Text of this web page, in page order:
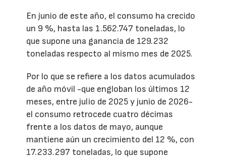
En junio de este año, el consumo ha crecido
un 9 %, hasta las 1.562.747 toneladas, lo
que supone una ganancia de 129.232
toneladas respecto al mismo mes de 2025.
Por lo que se refiere a los datos acumulados
de año móvil -que engloban los últimos 12
meses, entre julio de 2025 y junio de 2026-
el consumo retrocede cuatro décimas
frente a los datos de mayo, aunque
mantiene aún un crecimiento del 12 %, con
17.233.297 toneladas, lo que supone